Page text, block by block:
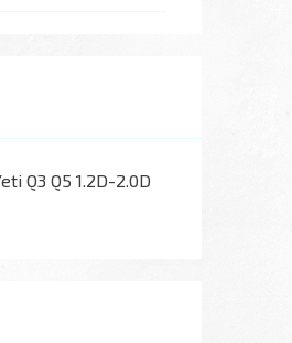
Q3 Q5 1.2D-2.0D